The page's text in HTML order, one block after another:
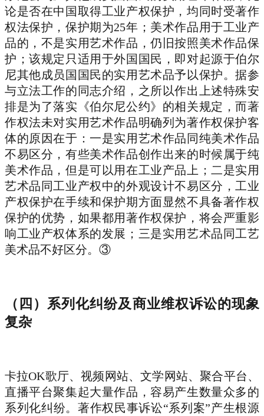
论是否在中国取得工业产权保护，均同时受著作
权法保护，保护期为25年；美术作品用于工业产
品的，不是实用艺术作品，仍旧按照美术作品保
护；该规定只适用于外国国民，即对起源于伯尔
尼其他成员国国民的实用艺术品予以保护。据参
与立法工作的同志介绍，之所以作出上述特殊安
排是为了落实《伯尔尼公约》的相关规定，而著
作权法未对实用艺术作品明确列为著作权保护客
体的原因在于：一是实用艺术作品同纯美术作品
不易区分，有些美术作品创作出来的时候属于纯
美术作品，但是可以用在工业产品上；二是实用
艺术品同工业产权中的外观设计不易区分，工业
产权保护在手续和保护期方面显然不具备著作权
保护的优势，如果都用著作权保护，将会严重影
响工业产权体系的发展；三是实用艺术品同工艺
美术品不好区分。③
（四）系列化纠纷及商业维权诉讼的现象
复杂
卡拉OK歌厅、视频网站、文学网站、聚合平台、
直播平台聚集起大量作品，容易产生数量众多的
系列化纠纷。著作权民事诉讼“系列案”产生根源